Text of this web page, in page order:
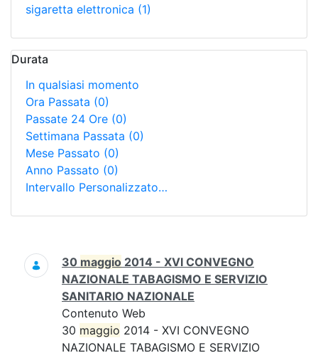
sigaretta elettronica (1)
Durata
In qualsiasi momento
Ora Passata (0)
Passate 24 Ore (0)
Settimana Passata (0)
Mese Passato (0)
Anno Passato (0)
Intervallo Personalizzato…
Ricerca
30 maggio 2014 - XVI CONVEGNO
NAZIONALE TABAGISMO E SERVIZIO
SANITARIO NAZIONALE
Contenuto Web
30 maggio 2014 - XVI CONVEGNO
NAZIONALE TABAGISMO E SERVIZIO